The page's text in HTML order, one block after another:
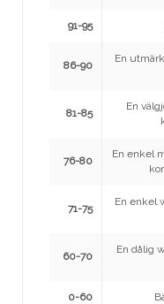
91-95
86-90
En
81-85
En
76-80
En enkel
71-75
En enkel
60-70
En dålig
0-60